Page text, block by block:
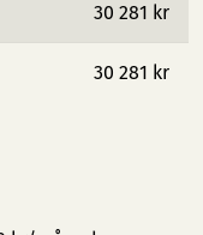
30 281 kr
30 281 kr